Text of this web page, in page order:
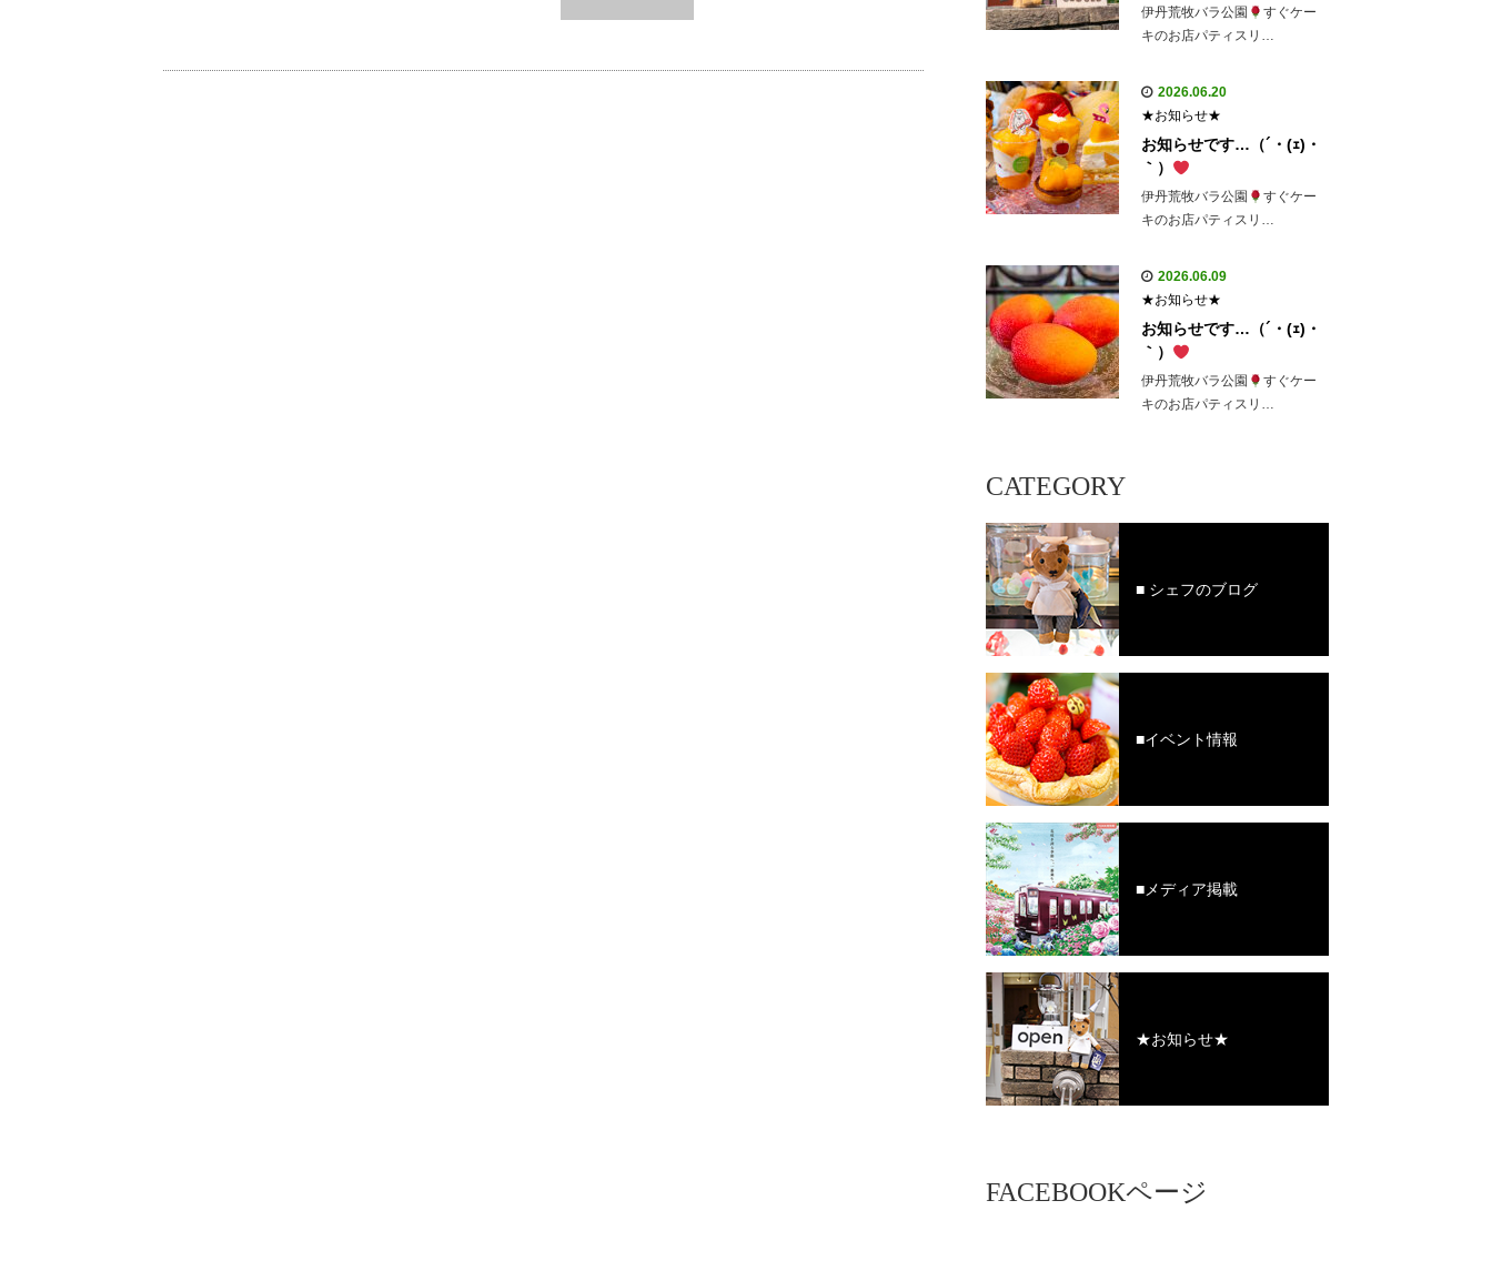
伊丹荒牧バラ公園
すぐケー
キのお店パティスリ…
2026.06.20
★お知らせ★
お知らせです…（´・(ｪ)・
｀）
伊丹荒牧バラ公園
すぐケー
キのお店パティスリ…
2026.06.09
★お知らせ★
お知らせです…（´・(ｪ)・
｀）
伊丹荒牧バラ公園
すぐケー
キのお店パティスリ…
CATEGORY
■ シェフのブログ
■イベント情報
■メディア掲載
★お知らせ★
FACEBOOKページ